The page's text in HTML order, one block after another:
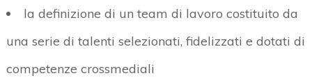
la definizione di un team di lavoro costituito da
una serie di talenti selezionati, fidelizzati e dotati di
competenze crossmediali